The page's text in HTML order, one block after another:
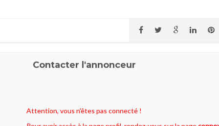
Contacter l'annonceur
Attention, vous n'êtes pas connecté !